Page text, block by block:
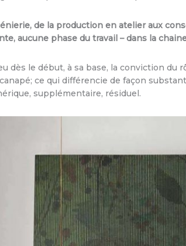
de la production en atelier aux
aucune phase du travail – dans la
dès le début, à sa base, la conviction
ce qui différencie de façon
supplémentaire, résiduel.